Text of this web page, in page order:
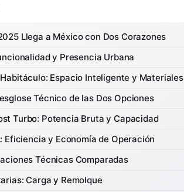
Llega a México con Dos Corazones
y Presencia Urbana
Espacio Inteligente y Materiales
Técnico de las Dos Opciones
Turbo: Potencia Bruta y Capacidad
Eficiencia y Economía de Operación
Técnicas Comparadas
Carga y Remolque